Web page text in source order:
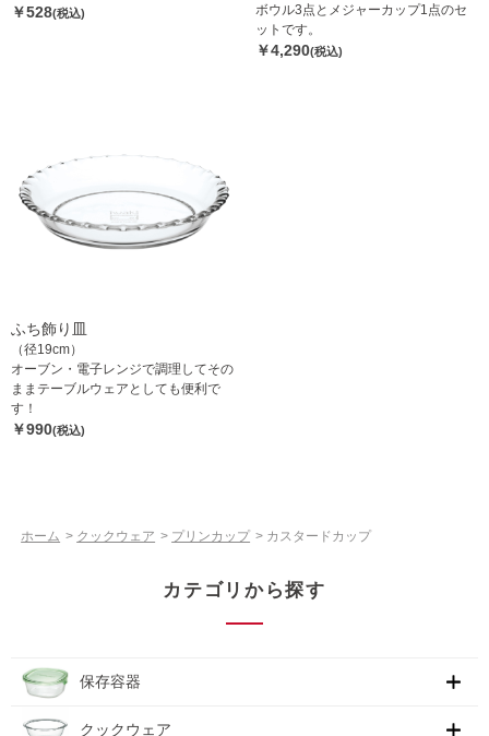
￥528(税込)
ボウル3点とメジャーカップ1点のセ
ットです。
￥4,290(税込)
ふち飾り皿
（径19cm）
オーブン・電子レンジで調理してその
ままテーブルウェアとしても便利で
す！
￥990(税込)
ホーム > クックウェア > プリンカップ > カスタードカップ
カテゴリから探す
保存容器
クックウェア